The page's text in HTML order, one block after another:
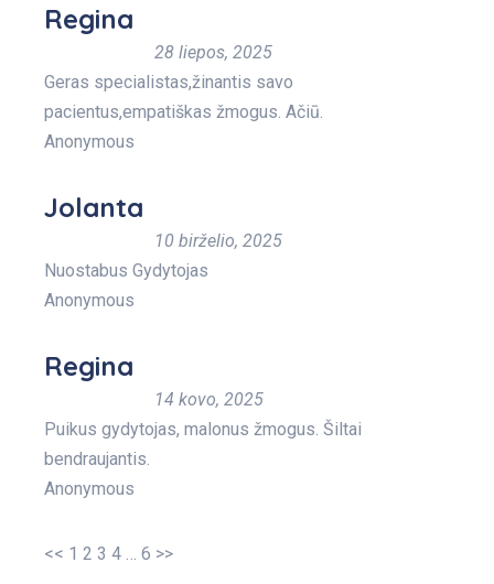
Regina
28 liepos, 2025
Geras specialistas,žinantis savo
pacientus,empatiškas žmogus. Ačiū.
Anonymous
Jolanta
10 birželio, 2025
Nuostabus Gydytojas
Anonymous
Regina
14 kovo, 2025
Puikus gydytojas, malonus žmogus. Šiltai
bendraujantis.
Anonymous
<< 1 2 3 4 … 6 >>